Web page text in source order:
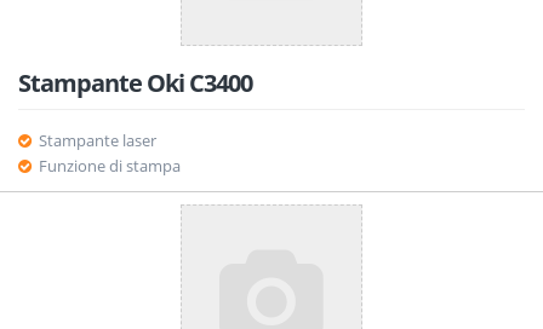
Stampante Oki C3400
Stampante laser
Funzione di stampa